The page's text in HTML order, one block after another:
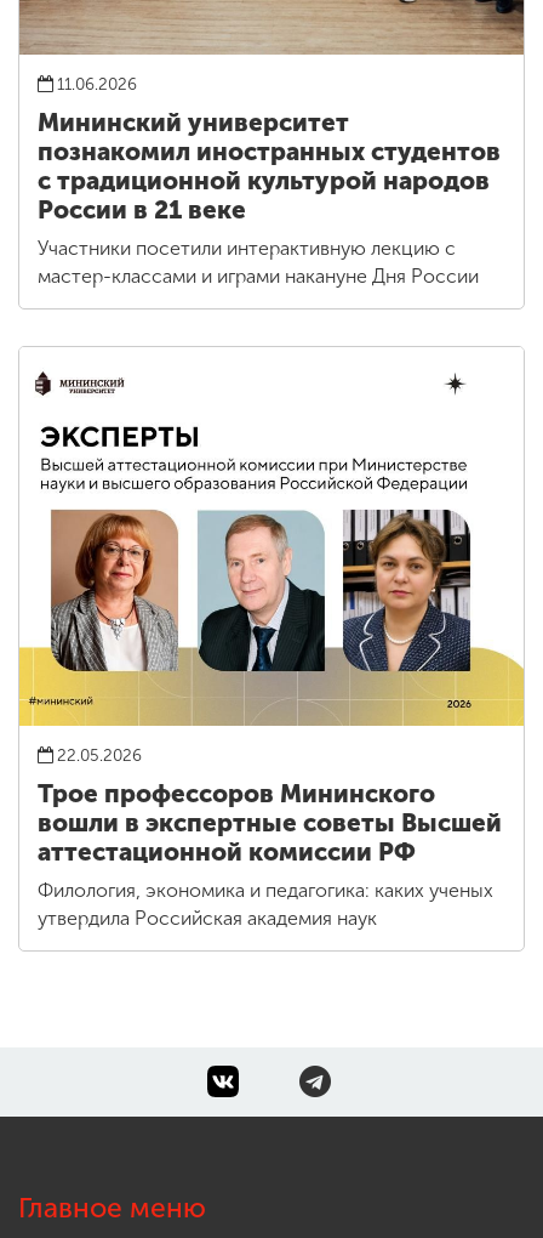
11.06.2026
Мининский университет
познакомил иностранных студентов
с традиционной культурой народов
России в 21 веке
Участники посетили интерактивную лекцию с
мастер-классами и играми накануне Дня России
22.05.2026
Трое профессоров Мининского
вошли в экспертные советы Высшей
аттестационной комиссии РФ
Филология, экономика и педагогика: каких ученых
утвердила Российская академия наук
Главное меню